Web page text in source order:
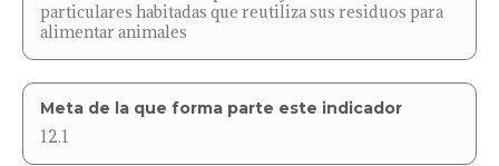
particulares habitadas que reutiliza sus residuos para
alimentar animales
Meta de la que forma parte este indicador
12.1